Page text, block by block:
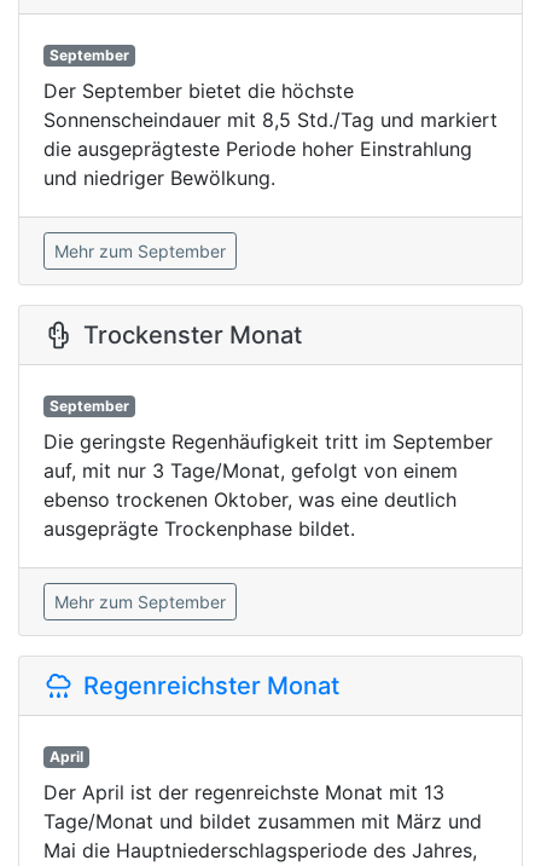
September
Der September bietet die höchste
Sonnenscheindauer mit 8,5 Std./Tag und markiert
die ausgeprägteste Periode hoher Einstrahlung
und niedriger Bewölkung.
Mehr zum September
Trockenster Monat
September
Die geringste Regenhäufigkeit tritt im September
auf, mit nur 3 Tage/Monat, gefolgt von einem
ebenso trockenen Oktober, was eine deutlich
ausgeprägte Trockenphase bildet.
Mehr zum September
Regenreichster Monat
April
Der April ist der regenreichste Monat mit 13
Tage/Monat und bildet zusammen mit März und
Mai die Hauptniederschlagsperiode des Jahres,